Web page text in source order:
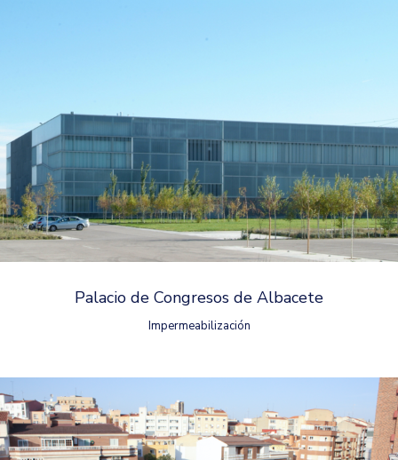
Palacio de Congresos de Albacete
Impermeabilización